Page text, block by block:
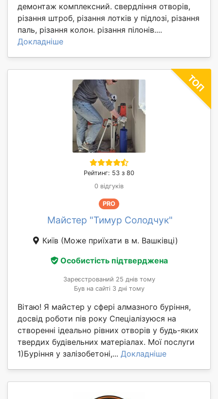
демонтаж комплексний. свердління отворів,
різання штроб, різання лотків у підлозі, різання
паль, різання колон. різання пілонів....
Докладніше
Рейтинг: 53 з 80
0 відгуків
PRO
Майстер "Тимур Солодчук"
Київ (Може приїхати в м. Вашківці)
Особистість підтверджена
Зареєстрований 25 днів тому
Був на сайті 3 дні тому
Вітаю! Я майстер у сфері алмазного буріння,
досвід роботи пів року Спеціалізуюся на
створенні ідеально рівних отворів у будь-яких
твердих будівельних матеріалах. Мої послуги
1)Буріння у залізобетоні,... Докладніше